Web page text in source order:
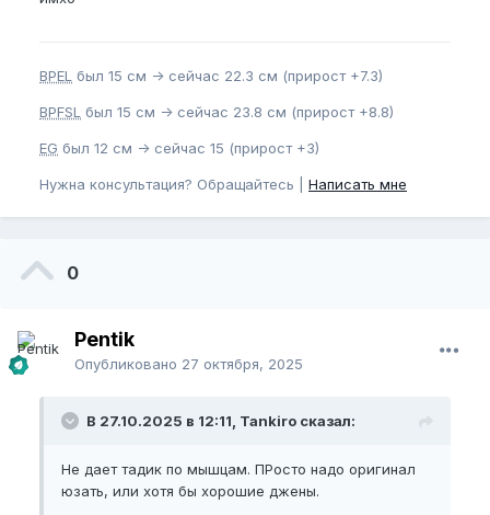
BPEL был 15 см -> сейчас 22.3 см (прирост +7.3)
BPFSL был 15 см -> сейчас 23.8 см (прирост +8.8)
EG был 12 см -> сейчас 15 (прирост +3)
Нужна консультация? Обращайтесь | Написать мне
0
Pentik
Опубликовано 27 октября, 2025
В 27.10.2025 в 12:11, Tankiro сказал:
Не дает тадик по мышцам. ПРосто надо оригинал
юзать, или хотя бы хорошие джены.